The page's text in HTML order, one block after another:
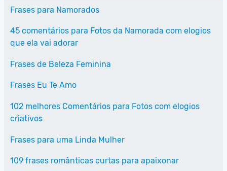
Frases para Namorados
45 comentários para Fotos da Namorada com elogios
que ela vai adorar
Frases de Beleza Feminina
Frases Eu Te Amo
102 melhores Comentários para Fotos com elogios
criativos
Frases para uma Linda Mulher
109 frases românticas curtas para apaixonar